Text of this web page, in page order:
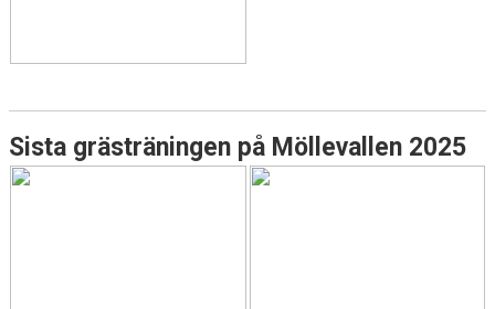
Sista grästräningen på Möllevallen 2025